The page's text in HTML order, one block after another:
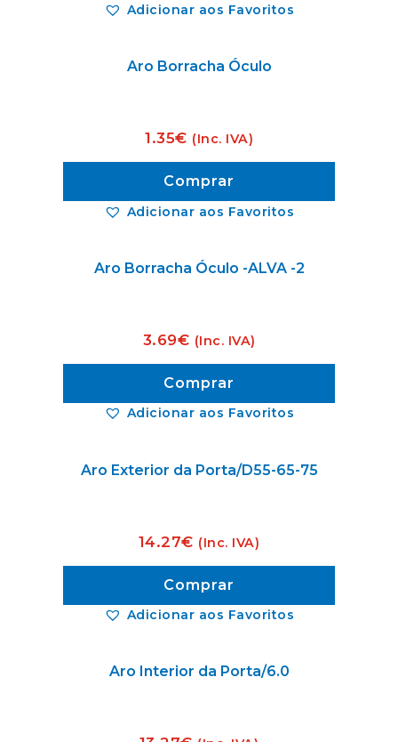
Adicionar aos Favoritos
Adicionar aos Favoritos
Aro Borracha Óculo
1.35€ (Inc. IVA)
Comprar
Adicionar aos Favoritos
Aro Borracha Óculo -ALVA -2
3.69€ (Inc. IVA)
Comprar
Adicionar aos Favoritos
Aro Exterior da Porta/D55-65-75
14.27€ (Inc. IVA)
Comprar
Aro Interior da Porta/6.0